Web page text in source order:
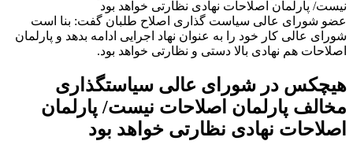
نیست/ پارلمان اصلاحات نهادی نظارتی خواهد بود
عضو شورای عالی سیاست گذاری اصلاح طلبان گفت: بنا است
شورای عالی کار خود را به عنوان نهاد اجرایی ادامه بدهد و پارلمان
اصلاحات هم نهادی بالا دستی و نظارتی خواهد بود.
هیچکس در شورای عالی سیاستگذاری
مخالف پارلمان اصلاحات نیست/ پارلمان
اصلاحات نهادی نظارتی خواهد بود